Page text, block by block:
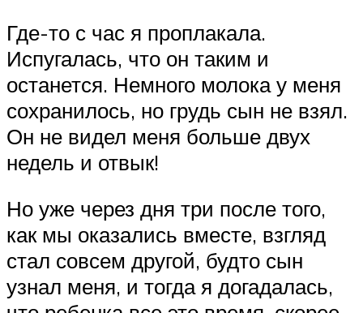
Где-то с час я проплакала.
Испугалась, что он таким и
останется. Немного молока у меня
сохранилось, но грудь сын не взял.
Он не видел меня больше двух
недель и отвык!
Но уже через дня три после того,
как мы оказались вместе, взгляд
стал совсем другой, будто сын
узнал меня, и тогда я догадалась,